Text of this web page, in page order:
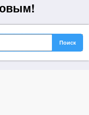
и долголетия